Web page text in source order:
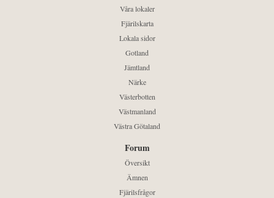
Våra lokaler
Fjärilskarta
Lokala sidor
Gotland
Jämtland
Närke
Västerbotten
Västmanland
Västra Götaland
Forum
Översikt
Ämnen
Fjärilsfrågor